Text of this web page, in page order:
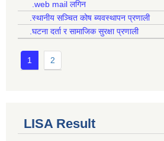
.web mail लगिन
.स्थानीय सञ्चित कोष ब्यवस्थापन प्रणाली
.घटना दर्ता र सामाजिक सुरक्षा प्रणाली
1 2
LISA Result